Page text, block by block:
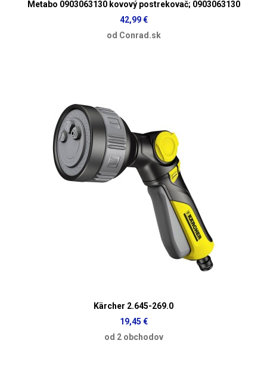
Metabo 0903063130 kovový postrekovač; 0903063130
42,99 €
od Conrad.sk
Kärcher 2.645-269.0
19,45 €
od 2 obchodov